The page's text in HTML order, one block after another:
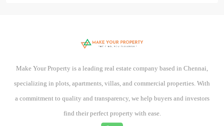
Make Your Property is a leading real estate company based in Chennai,
specializing in plots, apartments, villas, and commercial properties. With
a commitment to quality and transparency, we help buyers and investors
find their perfect property with ease.